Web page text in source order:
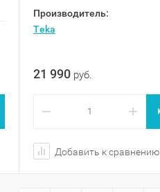
Производитель:
Teka
21 990 руб.
− +
Добавить к сравнению